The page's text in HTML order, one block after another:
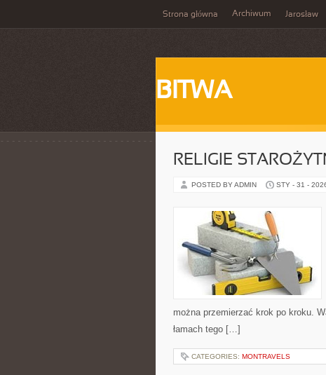
Strona główna Archiwum Jarosław
BITWA
RELIGIE
POSTED BY ADMIN STY - 31 -
można przemierzać krok po kroku.
łamach tego […]
CATEGORIES: MONTRAVELS